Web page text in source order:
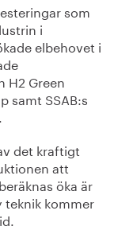
som
i
elbehovet i
H2 Green
samt SSAB:s
det kraftigt
att
öka är
teknik kommer